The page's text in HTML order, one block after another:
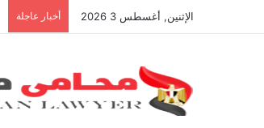
الإثنين, أغسطس 3 2026 أخبار عاجلة